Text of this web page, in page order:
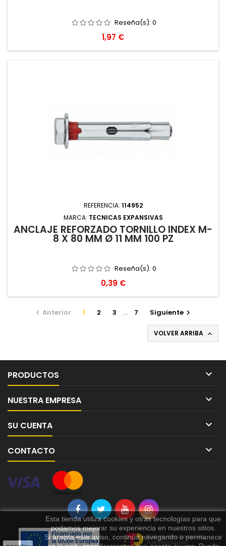
Reseña(s): 0
Precio
1,97 €
REFERENCIA: 114952
MARCA: TECNICAS EXPANSIVAS
ANCLAJE REFORZADO TORNILLO INDEX M-
8 X 80 MM Ø 11 MM 100 PZ
Reseña(s): 0
Precio
0,39 €
 Anterior 1 2 3 … 7 Siguiente 
VOLVER ARRIBA 
PRODUCTOS 
NUESTRA EMPRESA 
SU CUENTA 
CONTACTO 
Esta tienda utiliza cookies y otras tecnologías para que
podamos mejorar su experiencia en nuestros sitios.
Si acepta este aviso, continúa navegando o permanece